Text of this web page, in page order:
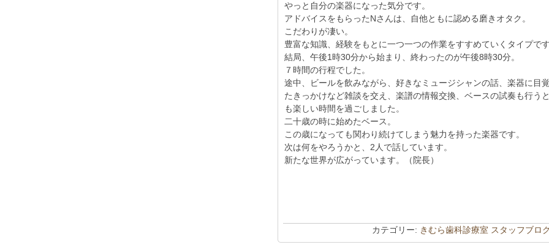
やっと自分の楽器になった気分です。
アドバイスをもらったNさんは、自他ともに認める磨きオタク。
こだわりが凄い。
豊富な知識、経験をもとに一つ一つの作業をすすめていくタイプです
結局、午後1時30分から始まり、終わったのが午後8時30分。
７時間の行程でした。
途中、ビールを飲みながら、好きなミュージシャンの話、楽器に目
たきっかけなど雑談を交え、楽譜の情報交換、ベースの試奏も行う
も楽しい時間を過ごしました。
二十歳の時に始めたベース。
この歳になっても関わり続けてしまう魅力を持った楽器です。
次は何をやろうかと、2人で話しています。
新たな世界が広がっています。（院長）
カテゴリー: きむら歯科診療室 スタッフブロ